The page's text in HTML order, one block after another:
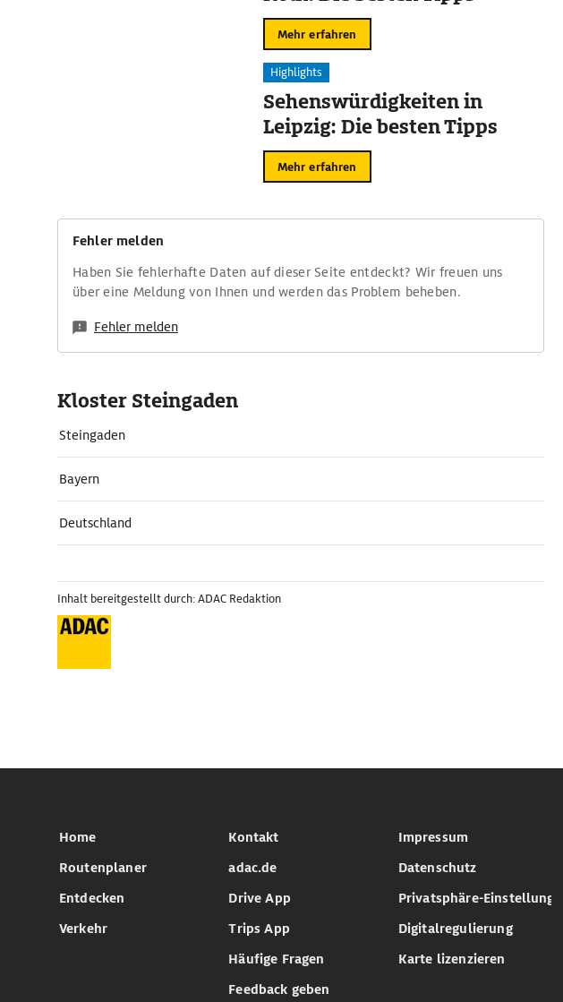
Mehr erfahren
Highlights
Sehenswürdigkeiten in
Leipzig: Die besten Tipps
Mehr erfahren
Fehler melden
Haben Sie fehlerhafte Daten auf dieser Seite entdeckt? Wir freuen uns
über eine Meldung von Ihnen und werden das Problem beheben.
Fehler melden
Kloster Steingaden
Steingaden
Bayern
Deutschland
Inhalt bereitgestellt durch: ADAC Redaktion
Home
Routenplaner
Entdecken
Verkehr
Kontakt
adac.de
Drive App
Trips App
Häufige Fragen
Feedback geben
Impressum
Datenschutz
Privatsphäre-Einstellungen
Digitalregulierung
Karte lizenzieren